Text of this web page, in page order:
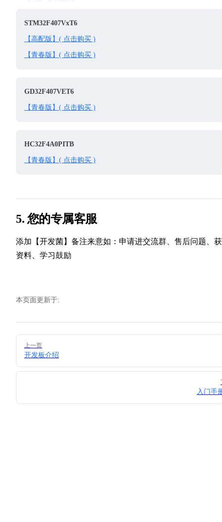
STM32F407VxT6
【高配版】( 点击购买 )
【青春版】( 点击购买 )
GD32F407VET6
【青春版】( 点击购买 )
HC32F4A0PITB
【青春版】( 点击购买 )
5. 您的专属客服
添加【开发菌】备注来意如：申请进交流群、售后问题、
资料、学习鼓励
本页面更新于:
Pager
上一页
开发板介绍
入门手